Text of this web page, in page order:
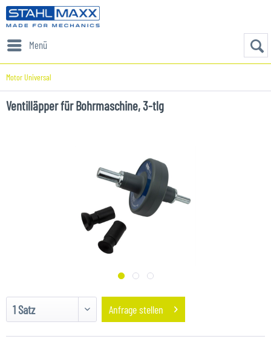
Menü
Motor Universal
Ventilläpper für Bohrmaschine, 3-tlg
Anfrage stellen